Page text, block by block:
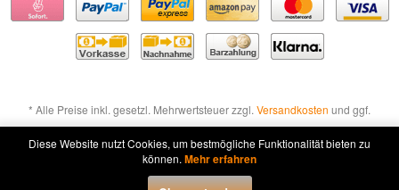
* Alle Preise inkl. gesetzl. Mehrwertsteuer zzgl. Versandkosten und ggf.
Nachnahmegebühren, wenn nicht anders beschrieben
Widerruf erklären
Diese Website nutzt Cookies, um bestmögliche Funktionalität bieten zu
können. Mehr erfahren